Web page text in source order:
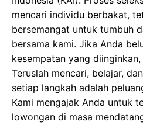
mencari individu berbakat,
bersemangat untuk tumbuh
bersama kami. Jika Anda
kesempatan yang
Teruslah mencari, belajar,
setiap langkah adalah
Kami mengajak Anda untuk
lowongan di masa